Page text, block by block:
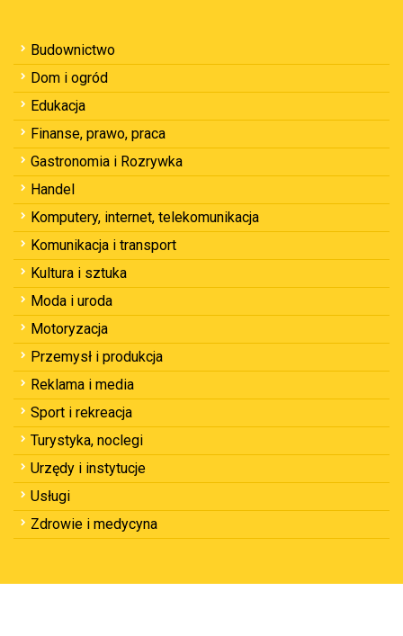
Budownictwo
Dom i ogród
Edukacja
Finanse, prawo, praca
Gastronomia i Rozrywka
Handel
Komputery, internet, telekomunikacja
Komunikacja i transport
Kultura i sztuka
Moda i uroda
Motoryzacja
Przemysł i produkcja
Reklama i media
Sport i rekreacja
Turystyka, noclegi
Urzędy i instytucje
Usługi
Zdrowie i medycyna